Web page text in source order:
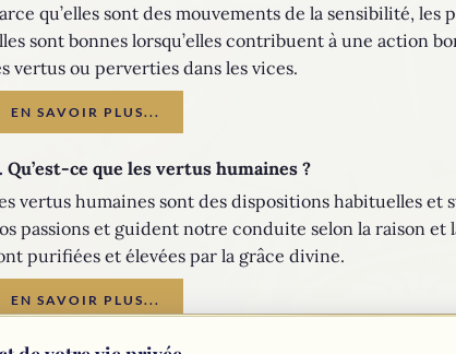
qu’elles sont des mouvements de la sensibilité,
sont bonnes lorsqu’elles contribuent à une action
vertus ou perverties dans les vices.
EN SAVOIR PLUS...
Qu’est-ce que les vertus humaines ?
vertus humaines sont des dispositions habituelles
passions et guident notre conduite selon la raison et
purifiées et élevées par la grâce divine.
EN SAVOIR PLUS...